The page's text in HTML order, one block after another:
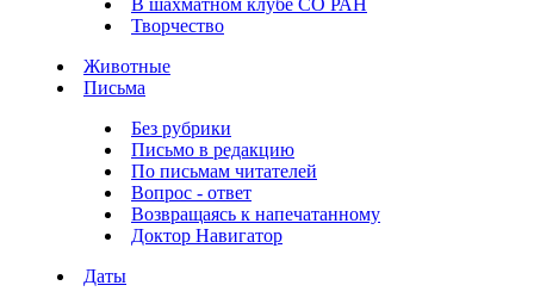
В шахматном клубе СО РАН
Творчество
Животные
Письма
Без рубрики
Письмо в редакцию
По письмам читателей
Вопрос - ответ
Возвращаясь к напечатанному
Доктор Навигатор
Даты